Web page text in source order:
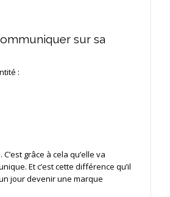
sur sa
:
grâce à cela qu’elle va
Et c’est cette différence qu’il
jour devenir une marque